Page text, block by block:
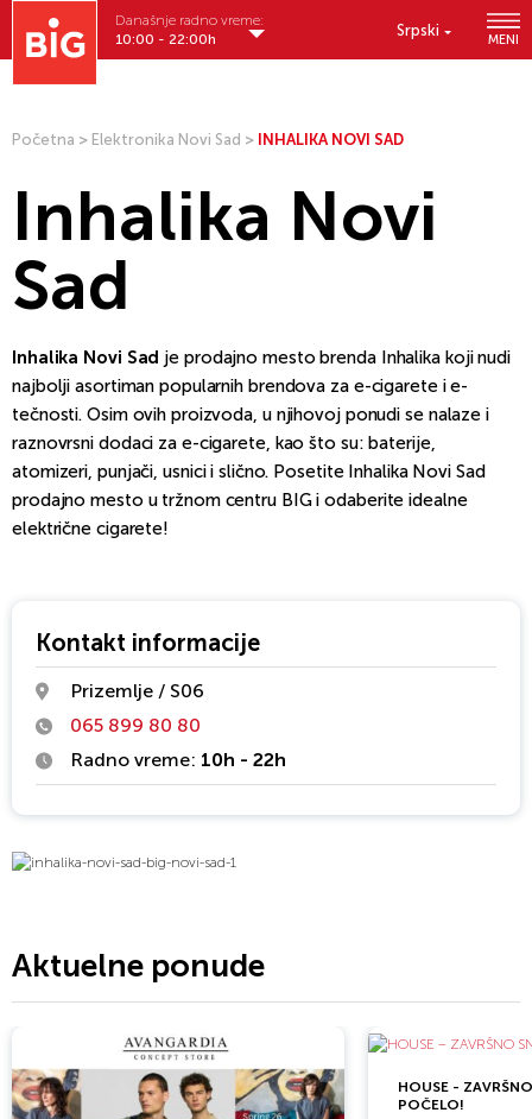
Srpski
MENI
Današnje radno vreme:
10:00 - 22:00h
Početna > Elektronika Novi Sad > INHALIKA NOVI SAD
Inhalika Novi
Sad
Inhalika Novi Sad je prodajno mesto brenda Inhalika koji nudi
najbolji asortiman popularnih brendova za e-cigarete i e-
tečnosti. Osim ovih proizvoda, u njihovoj ponudi se nalaze i
raznovrsni dodaci za e-cigarete, kao što su: baterije,
atomizeri, punjači, usnici i slično. Posetite Inhalika Novi Sad
prodajno mesto u tržnom centru BIG i odaberite idealne
električne cigarete!
Kontakt informacije
Prizemlje / S06
065 899 80 80
Radno vreme: 10h - 22h
Aktuelne ponude
HOUSE -
POČELO!